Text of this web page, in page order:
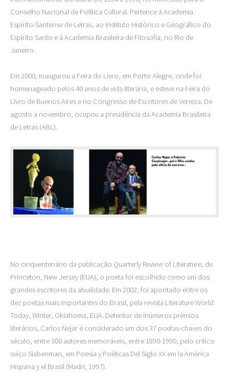
Conselho Nacional de Política Cultural. Pertence à Academia
Espírito-Santense de Letras, ao Instituto Histórico e Geográfico do
Espírito Santo e à Academia Brasileira de Filosofia, no Rio de
Janeiro.
Em 2000, inaugurou a Feira do Livro, em Porto Alegre, onde foi
homenageado pelos 40 anos de vida literária, e esteve na Feira do
Livro de Buenos Aires e no Congresso de Escritores de Veneza. De
agosto a novembro, ocupou a presidência da Academia Brasileira
de Letras (ABL).
No cinquentenário da publicação Quarterly Review of Literature, de
Princeton, New Jersey (EUA), o poeta foi escolhido como um dos
grandes escritores da atualidade. Em 2002, foi apontado entre os
dez poetas mais importantes do Brasil, pela revista Literature World
Today, Winter, Oklahoma, EUA. Detentor de inúmeros prêmios
literários, Carlos Nejar é considerado um dos 37 poetas-chaves do
século, entre 300 autores memoráveis, entre 1890-1990, pelo crítico
suíço Siabenman, em Poesia y Poéticas Del Siglo XX em la América
Hispana y el Brasil (Madri, 1997).